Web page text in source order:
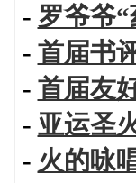
- 罗爷爷
- 首届书
- 首届友
- 亚运圣
- 火的咏